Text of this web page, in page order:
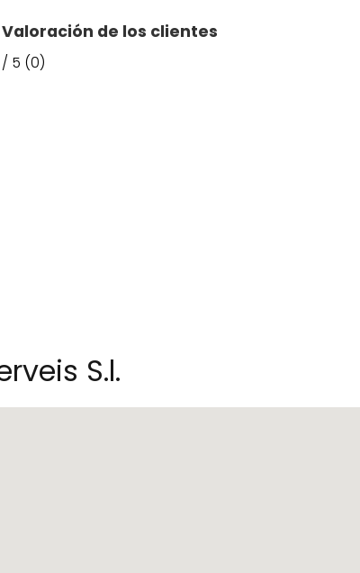
Valoración de los clientes
/ 5 (0)
S.l.